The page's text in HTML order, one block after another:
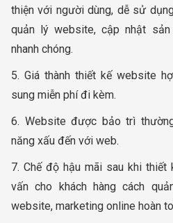
thiện với người dùng, dễ sử
quản lý website, cập nhật
nhanh chóng.
5. Giá thành thiết kế website
sung miễn phí đi kèm.
6. Website được bảo trì
năng xấu đến với web.
7. Chế độ hậu mãi sau khi
vấn cho khách hàng cách
website, marketing online hoàn